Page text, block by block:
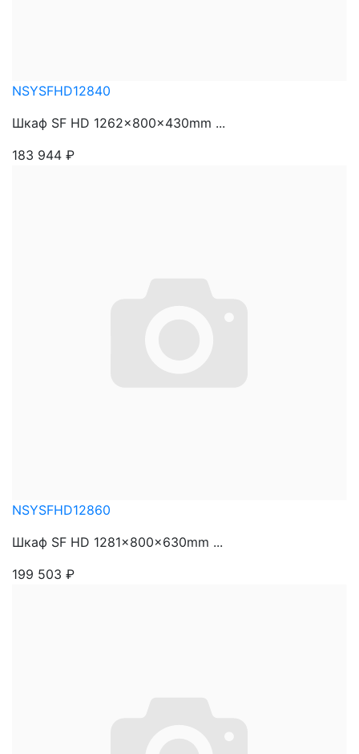
NSYSFHD12840
Шкаф SF HD 1262x800x430mm ...
183 944 ₽
NSYSFHD12860
Шкаф SF HD 1281x800x630mm ...
199 503 ₽